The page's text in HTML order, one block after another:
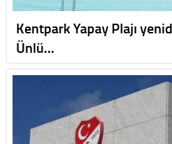
Kentpark Yapay Plajı
Ünlü…